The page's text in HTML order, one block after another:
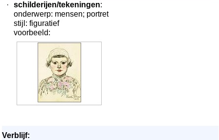
·
schilderijen/tekeningen:
onderwerp: mensen; portret
stijl: figuratief
voorbeeld:
Verblijf: